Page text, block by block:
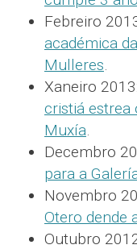
Febreiro
académica
Mulleres.
Xaneiro 2013:
cristiá estrea
Muxía.
Decembro
para a
Novembro
Otero dende
Outubro